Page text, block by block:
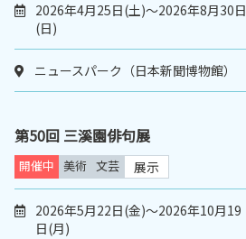
2026年4月25日(土)～2026年8月30日
(日)
ニュースパーク（日本新聞博物館）
第50回 三溪園俳句展
開催中 美術 文芸 展示
2026年5月22日(金)～2026年10月19
日(月)